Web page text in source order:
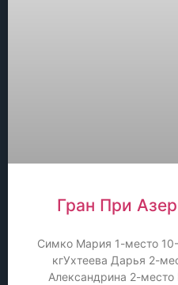
Гран При
Симко Мария 1-место
кгУхтеева Дарья 2-
Александрина 2-место